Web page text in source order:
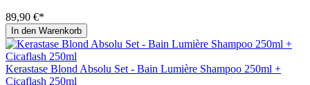
89,90 €*
In den Warenkorb
Kerastase Blond Absolu Set - Bain Lumière Shampoo 250ml +
Cicaflash 250ml